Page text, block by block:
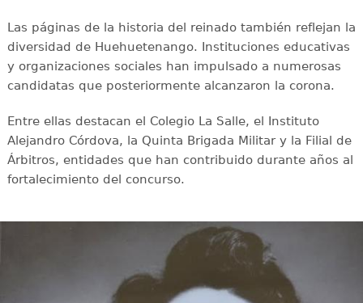
Las páginas de la historia del reinado también reflejan la
diversidad de Huehuetenango. Instituciones educativas
y organizaciones sociales han impulsado a numerosas
candidatas que posteriormente alcanzaron la corona.
Entre ellas destacan el Colegio La Salle, el Instituto
Alejandro Córdova, la Quinta Brigada Militar y la Filial de
Árbitros, entidades que han contribuido durante años al
fortalecimiento del concurso.